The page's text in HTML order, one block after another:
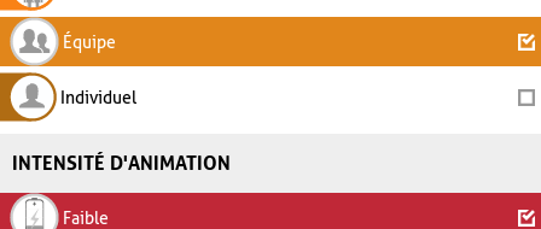
Équipe
Individuel
INTENSITÉ D'ANIMATION
Faible